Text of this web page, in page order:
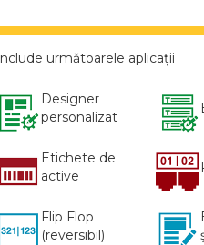
Include următoarele aplicații
Designer
personalizat
Etichete de
active
Flip Flop
(reversibil)